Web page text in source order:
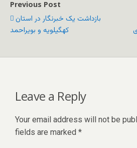
Previous Post
بازداشت یک خبرنگار در استان
کهگیلویه و بویراحمد
Leave a Reply
Your email address will not be
fields are marked *